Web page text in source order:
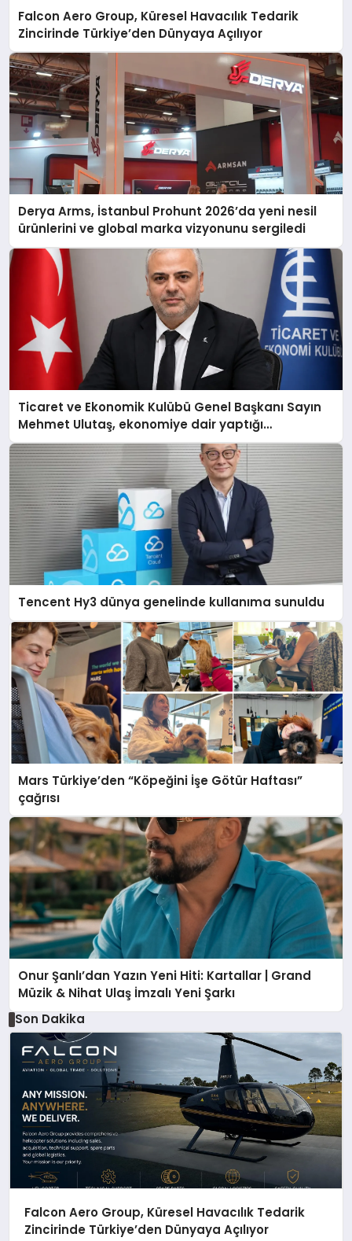
Falcon Aero Group, Küresel Havacılık Tedarik
Zincirinde Türkiye’den Dünyaya Açılıyor
Derya Arms, İstanbul Prohunt 2026’da yeni nesil
ürünlerini ve global marka vizyonunu sergiledi
Ticaret ve Ekonomik Kulübü Genel Başkanı Sayın
Mehmet Ulutaş, ekonomiye dair yaptığı
açıklamada şunları kaydetti:
Tencent Hy3 dünya genelinde kullanıma sunuldu
Mars Türkiye’den “Köpeğini İşe Götür Haftası”
çağrısı
Onur Şanlı’dan Yazın Yeni Hiti: Kartallar | Grand
Müzik & Nihat Ulaş İmzalı Yeni Şarkı
Son Dakika
Falcon Aero Group, Küresel Havacılık Tedarik
Zincirinde Türkiye’den Dünyaya Açılıyor